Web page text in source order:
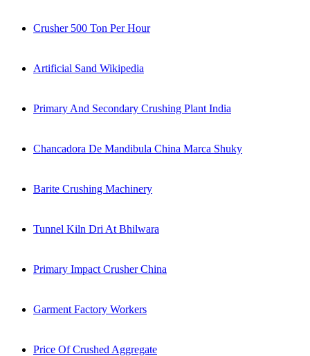
Crusher 500 Ton Per Hour
Artificial Sand Wikipedia
Primary And Secondary Crushing Plant India
Chancadora De Mandibula China Marca Shuky
Barite Crushing Machinery
Tunnel Kiln Dri At Bhilwara
Primary Impact Crusher China
Garment Factory Workers
Price Of Crushed Aggregate